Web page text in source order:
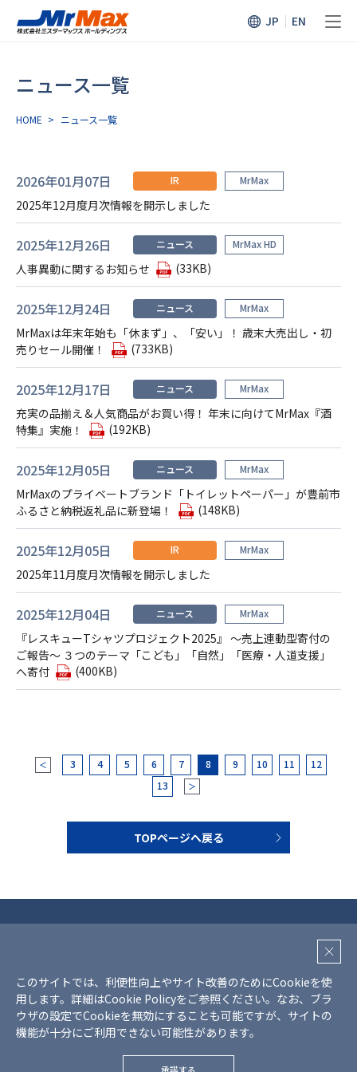
JP EN
ニュース一覧
HOME > ニュース⼀覧
2026年01月07日 IR MrMax
2025年12月度月次情報を開示しました
2025年12月26日 ニュース MrMax HD
人事異動に関するお知らせ (33KB)
2025年12月24日 ニュース MrMax
MrMaxは年末年始も「休まず」、「安い」！ 歳末大売出し・初
売りセール開催！
(733KB)
2025年12月17日 ニュース MrMax
充実の品揃え＆人気商品がお買い得！ 年末に向けてMrMax『酒
特集』実施！
(192KB)
2025年12月05日 ニュース MrMax
MrMaxのプライベートブランド「トイレットペーパー」が豊前市
ふるさと納税返礼品に新登場！
(148KB)
2025年12月05日 IR MrMax
2025年11月度月次情報を開示しました
2025年12月04日 ニュース MrMax
『レスキューTシャツプロジェクト2025』 ～売上連動型寄付の
ご報告～ ３つのテーマ「こども」「自然」「医療・人道支援」
へ寄付
(400KB)
＜ 3 4 5 6 7 8 9 10 11
12
13
＞
TOPページへ戻る
SNS利用ガイドライン
サイトマップ
Copyright © Mr Max Holdings., all rights reserved.
このサイトでは、利便性向上やサイト改善のためにCookieを使
用します。詳細はCookie Policyをご参照ください。 なお、ブラ
ウザの設定でCookieを無効にすることも可能ですが、サイトの
機能が十分にご利用できない可能性があります。
承諾する